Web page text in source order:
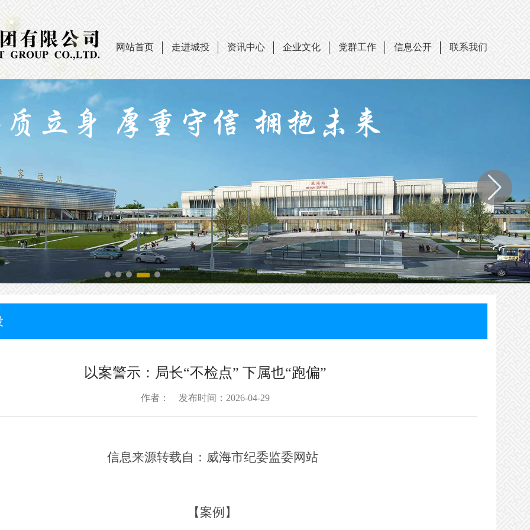
网站首页 走进城投 资讯中心 企业文化 党群工作 信息公开 联系我们
立身 厚重守信 拥抱未来
以案警示：局长“不检点” 下属也“跑偏”
作者： 发布时间：2026-04-29
信息来源转载自：威海市纪委监委网站
【案例】